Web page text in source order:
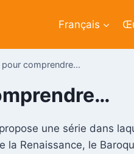
Français
comprendre...
une série dans
la Renaissance, le